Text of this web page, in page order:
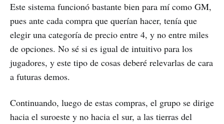
Este sistema funcionó bastante bien para mí como GM,
pues ante cada compra que querían hacer, tenía que
elegir una categoría de precio entre 4, y no entre miles
de opciones. No sé si es igual de intuitivo para los
jugadores, y este tipo de cosas deberé relevarlas de cara
a futuras demos.
Continuando, luego de estas compras, el grupo se dirige
hacia el suroeste y no hacia el sur, a las tierras del